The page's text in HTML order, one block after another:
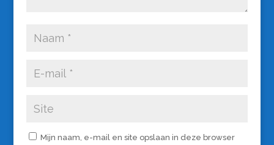
Mijn naam, e-mail en site opslaan in deze browser